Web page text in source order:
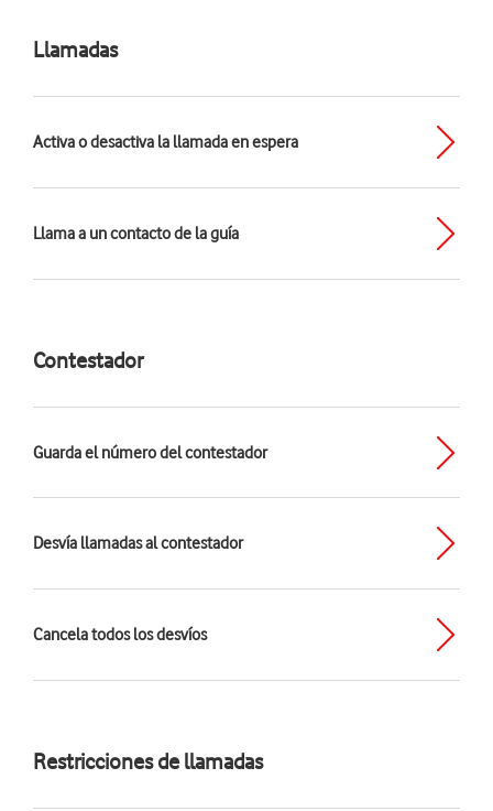
Llamadas
Activa o desactiva la llamada en espera
Llama a un contacto de la guía
Contestador
Guarda el número del contestador
Desvía llamadas al contestador
Cancela todos los desvíos
Restricciones de llamadas